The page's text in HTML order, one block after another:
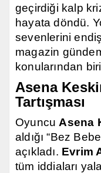
geçirdiği kalp
hayata döndü.
sevenlerini
magazin
konularından
Asena
Tartışması
Oyuncu Asena
aldığı “Bez
açıkladı. Evrim
tüm iddiaları